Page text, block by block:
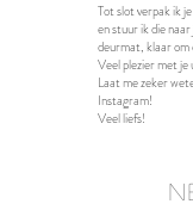
Tot slot verpak ik
en stuur ik die
deurmat, klaar om
Veel plezier met
Laat me zeker
Instagram!
Veel liefs!